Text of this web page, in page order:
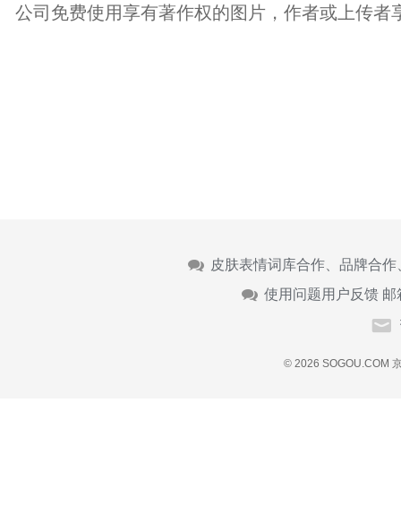
公司免费使用享有著作权的图片，作者或上传者
皮肤表情词库合作、品牌合
使用问题用户反馈 邮
© 2026 SOGOU.COM